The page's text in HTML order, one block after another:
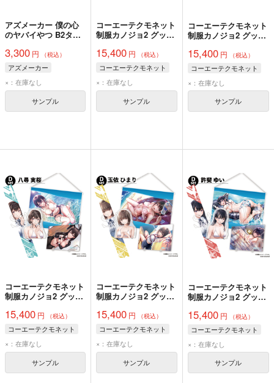
アズメーカー 僕の心
のヤバイやつ B2タペ
3,300 円 （税込）
アズメーカー
×：在庫なし
サンプル
コーエーテクモネット
制服カノジョ2 グッズ
15,400 円 （税込）
コーエーテクモネット
×：在庫なし
サンプル
コーエーテクモネット
制服カノジョ2 グッズ
15,400円 （税込）
コーエーテクモネット
×：在庫なし
サンプル
コーエーテクモネット
制服カノジョ2 グッズ
15,400 円 （税込）
コーエーテクモネット
×：在庫なし
サンプル
コーエーテクモネット
制服カノジョ2 グッズ
15,400 円 （税込）
コーエーテクモネット
×：在庫なし
サンプル
コーエーテクモネット
制服カノジョ2 グッズ
15,400円 （税込）
コーエーテクモネット
×：在庫なし
サンプル